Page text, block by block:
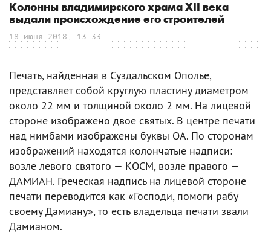
Колонны владимирского храма XII века
выдали происхождение его строителей
18 июня 2018, 13:33
Печать, найденная в Суздальском Ополье,
представляет собой круглую пластину диаметром
около 22 мм и толщиной около 2 мм. На лицевой
стороне изображено двое святых. В центре печати
над нимбами изображены буквы ОA. По сторонам
изображений находятся колончатые надписи:
возле левого святого — КОСМ, возле правого —
ДАМИАН. Греческая надпись на лицевой стороне
печати переводится как «Господи, помоги рабу
своему Дамиану», то есть владельца печати звали
Дамианом.